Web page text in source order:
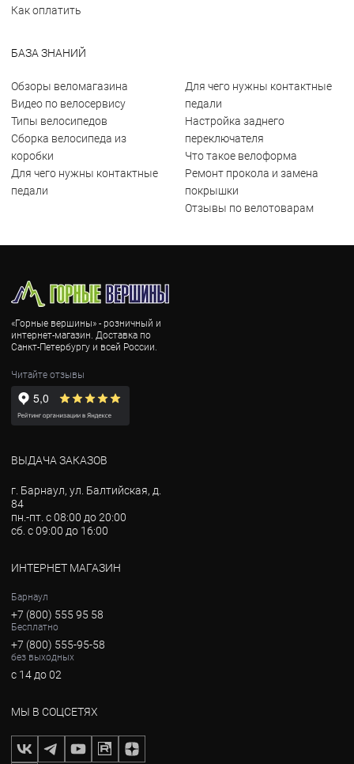
Как оплатить
БАЗА ЗНАНИЙ
Обзоры веломагазина
Видео по велосервису
Типы велосипедов
Сборка велосипеда из
коробки
Для чего нужны контактные
педали
Для чего нужны контактные
педали
Настройка заднего
переключателя
Что такое велоформа
Ремонт прокола и замена
покрышки
Отзывы по велотоварам
«Горные вершины» - розничный и
интернет-магазин. Доставка по
Санкт-Петербургу и всей России.
Читайте отзывы
ВЫДАЧА ЗАКАЗОВ
г. Барнаул, ул. Балтийская, д.
84
пн.-пт. с 08:00 до 20:00
сб. с 09:00 до 16:00
ИНТЕРНЕТ МАГАЗИН
Барнаул
+7 (800) 555 95 58
Бесплатно
+7 (800) 555-95-58
без выходных
с 14 до 02
МЫ В СОЦСЕТЯХ